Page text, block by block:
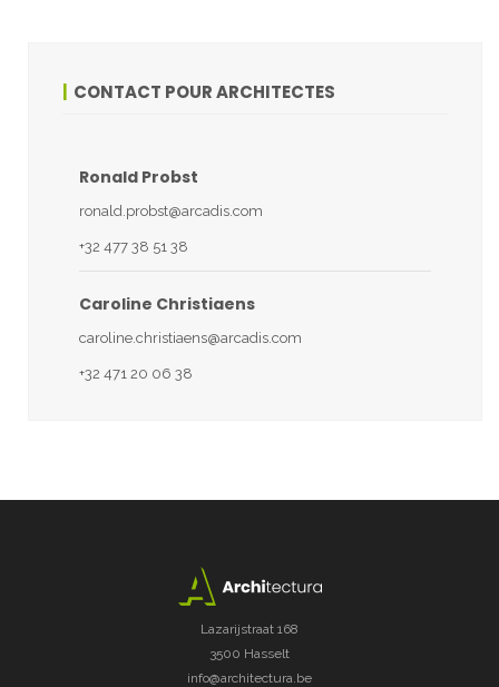
CONTACT POUR ARCHITECTES
Ronald Probst
ronald.probst@arcadis.com
+32 477 38 51 38
Caroline Christiaens
caroline.christiaens@arcadis.com
+32 471 20 06 38
Lazarijstraat 168
3500 Hasselt
info@architectura.be